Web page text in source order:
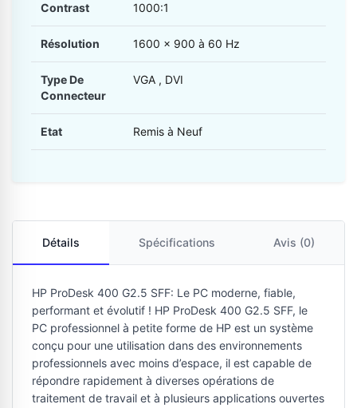
Contrast 1000:1
Résolution 1600 x 900 à 60 Hz
Type De
Connecteur
VGA , DVI
Etat Remis à Neuf
Détails Spécifications Avis (0)
HP ProDesk 400 G2.5 SFF: Le PC moderne, fiable,
performant et évolutif ! HP ProDesk 400 G2.5 SFF, le
PC professionnel à petite forme de HP est un système
conçu pour une utilisation dans des environnements
professionnels avec moins d’espace, il est capable de
répondre rapidement à diverses opérations de
traitement de travail et à plusieurs applications ouvertes